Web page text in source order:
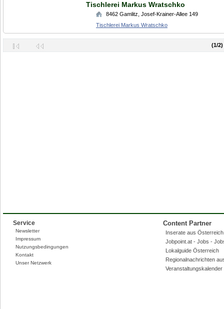
Tischlerei Markus Wratschko
8462 Gamlitz Josef-Krainer-Allee 149
Tischlerei Markus Wratschko
(1/2)
Service
Newsletter
Impressum
Nutzungsbedingungen
Kontakt
Unser Netzwerk
Content Partner
Inserate aus
Jobpoint.at - Jobs -
Lokalguide Österreich
Regionalnachrichten